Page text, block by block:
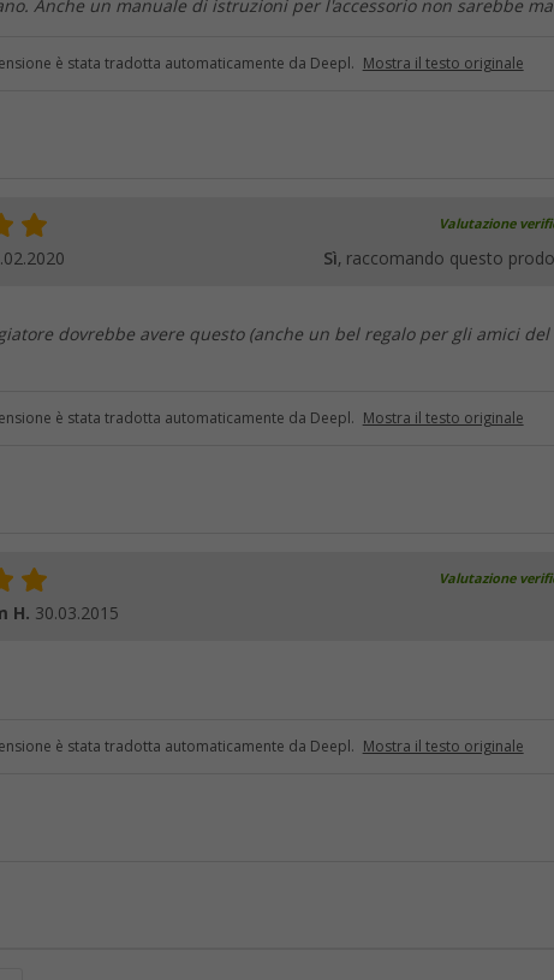
Anche un manuale di istruzioni per l'accessorio non sarebbe
è stata tradotta automaticamente da Deepl. Mostra il testo originale
Valutazione
Sì, raccomando questo
dovrebbe avere questo (anche un bel regalo per gli amici del
è stata tradotta automaticamente da Deepl. Mostra il testo originale
Valutazione
H. 30.03.2015
è stata tradotta automaticamente da Deepl. Mostra il testo originale